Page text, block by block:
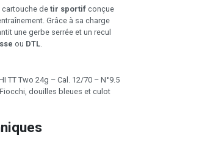
cartouche de tir sportif conçue
Grâce à sa charge
une gerbe serrée et un recul
ou DTL
TT Two 24g – Cal. 12/70 – N°9.5
douilles bleues et culot